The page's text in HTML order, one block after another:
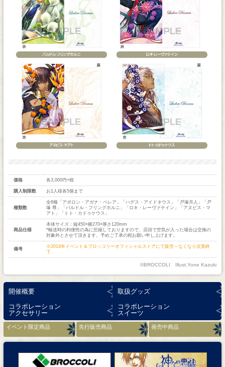
価格 各3,000円+税
購入制限数 お1人様各5個まで
種類数
全8種「アポロン・アガナ・ベレア」「ハデス・アイドネウス」「戸塚月人」「戸
塚 尊」「バルドル・フリングホルニ」「ロキ・レーヴァテイン」「アヌビス・マ
アト」「トト・カドゥケウス」
商品仕様
本体サイズ：縦450×横270×厚さ120mm
*輸送時の利便性の為に圧縮しておりますので、店頭で空気が入った場合は交換の
対象外とさせて頂きます。予めご了承の程お願い申し上げます。
備考
※2014年イベント＆ブロッコリーオフィシャルストアにて販売～なくなり次第終
了
©BROCCOLI Illust.Yone Kazuki
開催概要
取扱グッズ
コラボレーション
アクセサリー
コラボレーション
スイーツ
イベント限定商品 先行販売商品 発売中商品